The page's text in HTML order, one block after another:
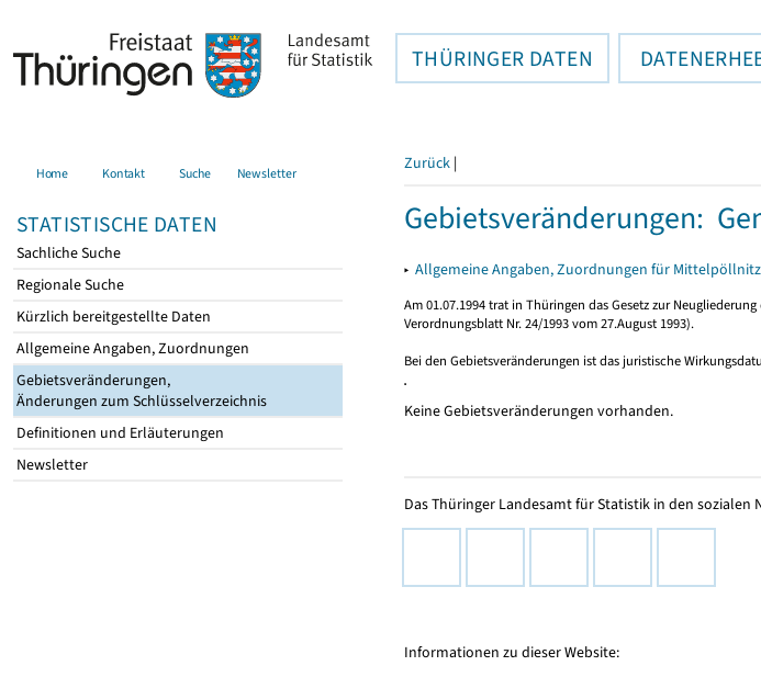
THÜRINGER DATEN
Home Kontakt Suche Newsletter
STATISTISCHE DATEN
Sachliche Suche
Regionale Suche
Kürzlich bereitgestellte Daten
Allgemeine Angaben, Zuordnungen
Gebietsveränderungen,
Änderungen zum Schlüsselverzeichnis
Definitionen und Erläuterungen
Newsletter
Zurück |
Gebietsveränderungen:
▸ Allgemeine Angaben, Zuordnungen für Mittelpöllnitz
Am 01.07.1994 trat in Thüringen das Gesetz zur
Verordnungsblatt Nr. 24/1993 vom 27.August 1993).
Bei den Gebietsveränderungen ist das juristische
Keine Gebietsveränderungen vorhanden.
Das Thüringer Landesamt für Statistik in den sozialen
Informationen zu dieser Website: